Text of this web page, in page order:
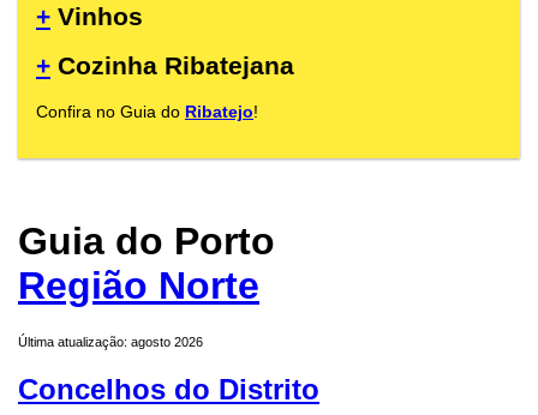
+ Vinhos
+ Cozinha Ribatejana
Confira no Guia do Ribatejo!
Guia do Porto
Região Norte
Última atualização: agosto 2026
Concelhos do Distrito